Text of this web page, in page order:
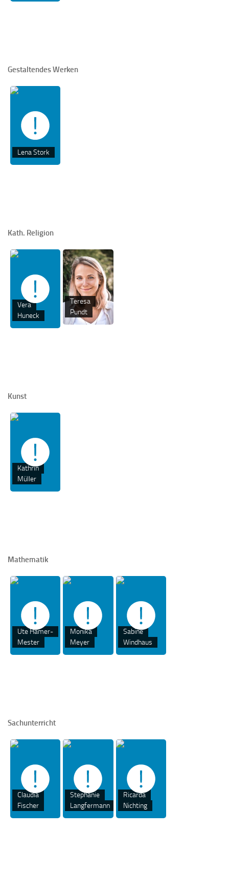
Gestaltendes Werken
Lena Stork
Kath. Religion
Vera
Huneck
Teresa
Pundt
Kunst
Kathrin
Müller
Mathematik
Ute Hamer-
Mester
Monika
Meyer
Sabine
Windhaus
Sachunterricht
Claudia
Fischer
Stephanie
Langfermann
Ricarda
Nichting